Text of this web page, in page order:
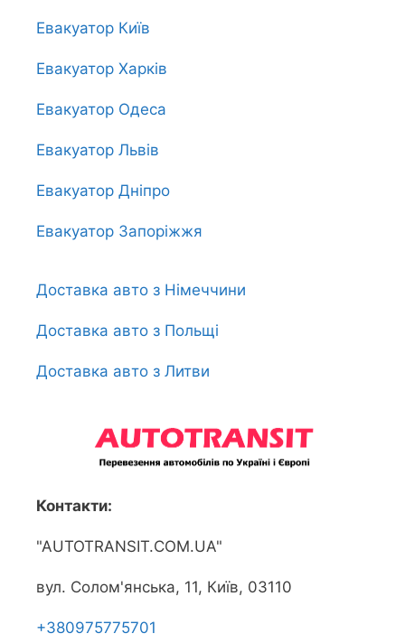
Евакуатор Київ
Евакуатор Харків
Евакуатор Одеса
Евакуатор Львів
Евакуатор Дніпро
Евакуатор Запоріжжя
Доставка авто з Німеччини
Доставка авто з Польщі
Доставка авто з Литви
Контакти:
"AUTOTRANSIT.COM.UA"
вул. Солом'янська, 11, Київ, 03110
+380975775701